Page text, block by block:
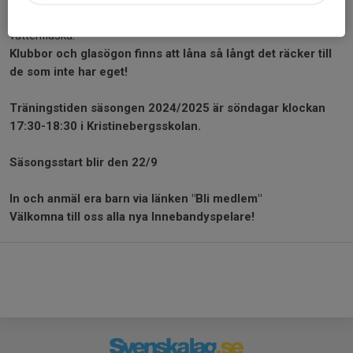
vattenflaska.
Klubbor och glasögon finns att låna så långt det räcker till
de som inte har eget!
Träningstiden säsongen 2024/2025 är söndagar klockan
17:30-18:30 i Kristinebergsskolan.
Säsongsstart blir den 22/9
In och anmäl era barn via länken "Bli medlem"
Välkomna till oss alla nya Innebandyspelare!